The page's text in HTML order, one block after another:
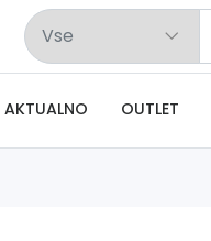
AKTUALNO OUTLET